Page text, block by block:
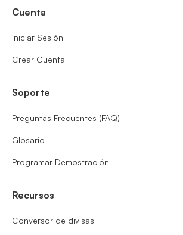
Cuenta
Iniciar Sesión
Crear Cuenta
Soporte
Preguntas Frecuentes (FAQ)
Glosario
Programar Demostración
Recursos
Conversor de divisas